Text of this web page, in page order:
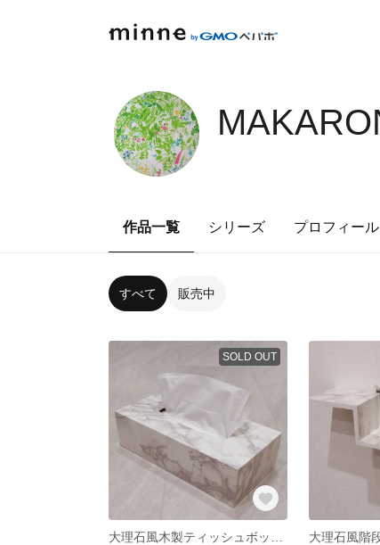
作品一覧 シリーズ プロフィール
すべて 販売中
SOLD OUT
大理石風階